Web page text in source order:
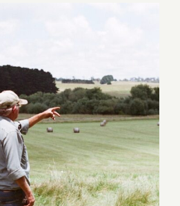
non finiscono mai